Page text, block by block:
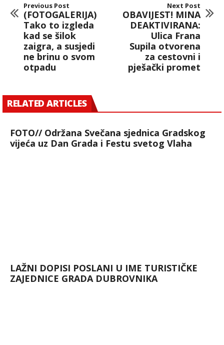
Previous Post
(FOTOGALERIJA)
Tako to izgleda
kad se šilok
zaigra, a susjedi
ne brinu o svom
otpadu
Next Post
OBAVIJEST! MINA
DEAKTIVIRANA:
Ulica Frana
Supila otvorena
za cestovni i
pješački promet
RELATED ARTICLES
FOTO// Održana Svečana sjednica Gradskog
vijeća uz Dan Grada i Festu svetog Vlaha
LAŽNI DOPISI POSLANI U IME TURISTIČKE
ZAJEDNICE GRADA DUBROVNIKA